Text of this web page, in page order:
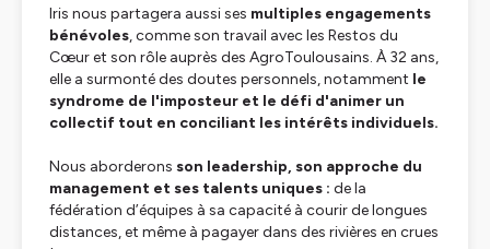
Iris nous partagera aussi ses multiples engagements
bénévoles, comme son travail avec les Restos du
Cœur et son rôle auprès des AgroToulousains. À 32 ans,
elle a surmonté des doutes personnels, notamment le
syndrome de l'imposteur et le défi d'animer un
collectif tout en conciliant les intérêts individuels.
Nous aborderons son leadership, son approche du
management et ses talents uniques : de la
fédération d’équipes à sa capacité à courir de longues
distances, et même à pagayer dans des rivières en crues